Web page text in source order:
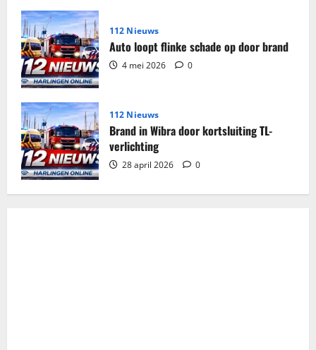
112 Nieuws
Auto loopt flinke schade op door brand
4 mei 2026 0
112 Nieuws
Brand in Wibra door kortsluiting TL-
verlichting
28 april 2026 0